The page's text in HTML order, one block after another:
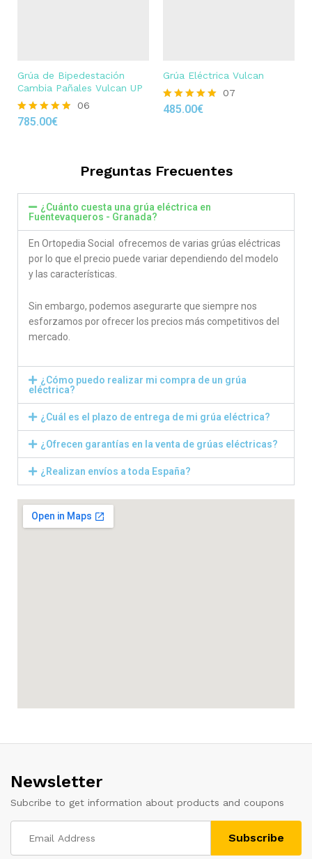
Grúa de Bipedestación
Cambia Pañales Vulcan UP
Rated
06
785.00€
Grúa Eléctrica Vulcan
Rated
07
485.00€
Preguntas Frecuentes
¿Cuánto cuesta una grúa eléctrica en
Fuentevaqueros - Granada?
En Ortopedia Social ofrecemos de varias grúas eléctricas
por lo que el precio puede variar dependiendo del modelo
y las características.
Sin embargo, podemos asegurarte que siempre nos
esforzamos por ofrecer los precios más competitivos del
mercado.
¿Cómo puedo realizar mi compra de un grúa
eléctrica?
¿Cuál es el plazo de entrega de mi grúa eléctrica?
¿Ofrecen garantías en la venta de grúas eléctricas?
¿Realizan envíos a toda España?
Newsletter
Subcribe to get information about products and coupons